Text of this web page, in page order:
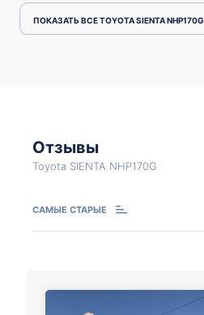
ПОКАЗАТЬ ВСЕ TOYOTA SIENTA NHP170G
Отзывы
Toyota SIENTA NHP170G
САМЫЕ СТАРЫЕ